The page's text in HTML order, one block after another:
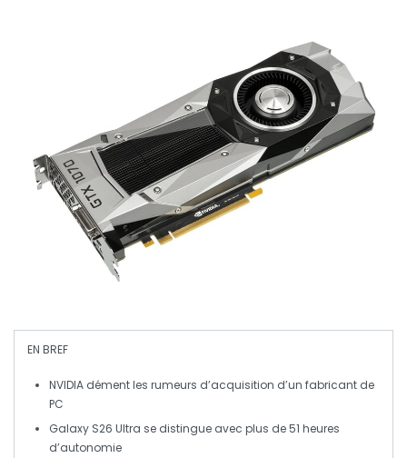
EN BREF
NVIDIA dément les rumeurs d’acquisition d’un fabricant de
PC
Galaxy S26 Ultra se distingue avec plus de 51 heures
d’autonomie